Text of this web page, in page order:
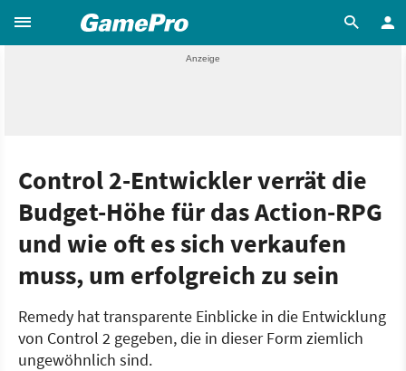
Control 2-Entwickler verrät die
Budget-Höhe für das Action-RPG
und wie oft es sich verkaufen
muss, um erfolgreich zu sein
Remedy hat transparente Einblicke in die Entwicklung
von Control 2 gegeben, die in dieser Form ziemlich
ungewöhnlich sind.